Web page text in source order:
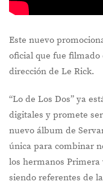
Este nuevo
oficial que fue
dirección de Le Rick.
“Lo de Los Dos” ya
digitales y promete
nuevo álbum de
única para combinar
los hermanos
siendo referentes de